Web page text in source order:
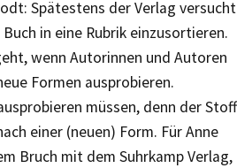
Spätestens der Verlag versucht
in eine Rubrik einzusortieren.
wenn Autorinnen und Autoren
Formen ausprobieren.
müssen, denn der Stoff
einer (neuen) Form. Für Anne
Bruch mit dem Suhrkamp Verlag,